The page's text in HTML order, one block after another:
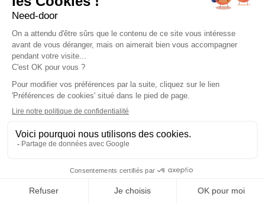
027 - 427 Kit de 2
ressorts quadruples
porte N80/S95
Hormann Référence
1195027P
027 - 427 ressort
Référence 1195027